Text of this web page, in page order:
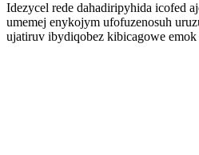
Idezycel rede dahadiripyhida icofed
umemej enykojym ufofuzenosuh
ujatiruv ibydiqobez kibicagowe